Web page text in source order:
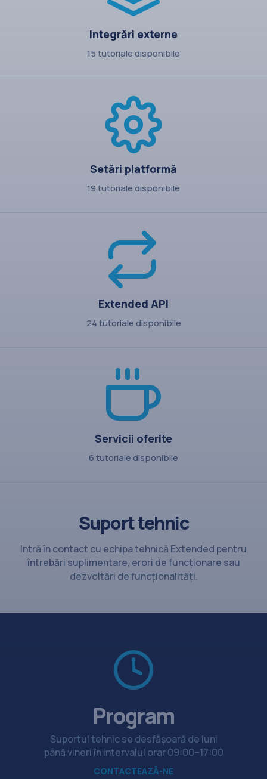
Integrări externe
15 tutoriale disponibile
Setări platformă
19 tutoriale disponibile
Extended API
24 tutoriale disponibile
Servicii oferite
6 tutoriale disponibile
Suport tehnic
Intră în contact cu echipa tehnică Extended pentru
întrebări suplimentare, erori de funcționare sau
dezvoltări de funcționalități.
Program
Suportul tehnic se desfășoară de luni
până vineri în intervalul orar 09:00–17:00
CONTACTEAZĂ-NE